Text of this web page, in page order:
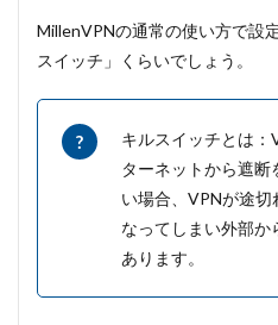
MillenVPNの通常の使い方で設
スイッチ」くらいでしょう。
キルスイッチとは：
ターネットから遮
い場合、VPNが途
なってしまい外部
あります。